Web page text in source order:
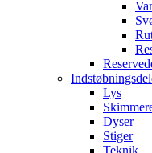
Lys
Dyser
Stiger
Teknik